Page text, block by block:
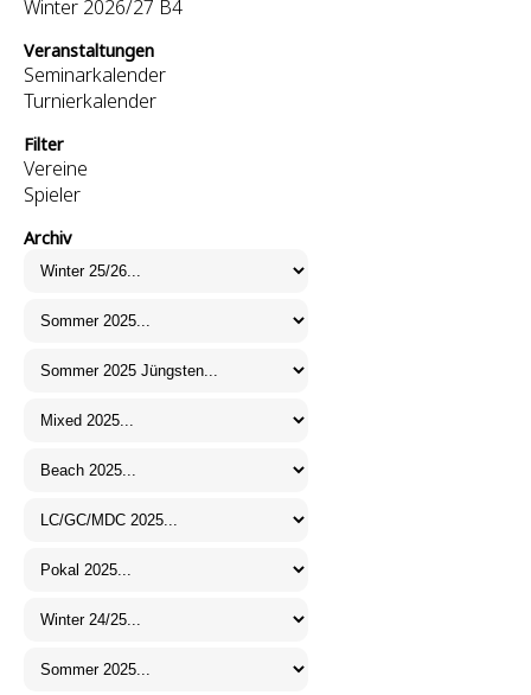
Winter 2026/27 B4
Veranstaltungen
Seminarkalender
Turnierkalender
Filter
Vereine
Spieler
Archiv